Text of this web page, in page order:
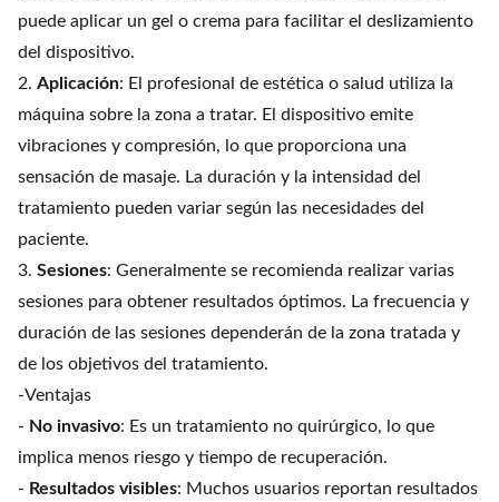
puede aplicar un gel o crema para facilitar el deslizamiento
del dispositivo.
2. Aplicación: El profesional de estética o salud utiliza la
máquina sobre la zona a tratar. El dispositivo emite
vibraciones y compresión, lo que proporciona una
sensación de masaje. La duración y la intensidad del
tratamiento pueden variar según las necesidades del
paciente.
3. Sesiones: Generalmente se recomienda realizar varias
sesiones para obtener resultados óptimos. La frecuencia y
duración de las sesiones dependerán de la zona tratada y
de los objetivos del tratamiento.
-Ventajas
- No invasivo: Es un tratamiento no quirúrgico, lo que
implica menos riesgo y tiempo de recuperación.
- Resultados visibles: Muchos usuarios reportan resultados